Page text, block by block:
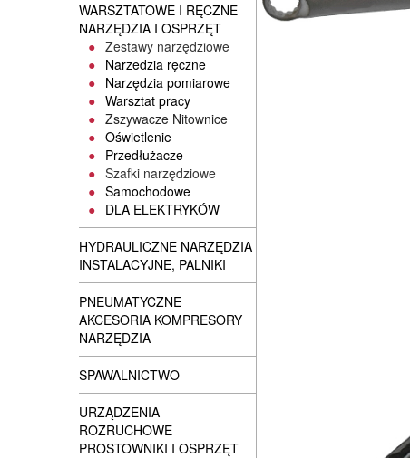
WARSZTATOWE I RĘCZNE
NARZĘDZIA I OSPRZĘT
Zestawy narzędziowe
Narzedzia ręczne
Narzędzia pomiarowe
Warsztat pracy
Zszywacze Nitownice
Oświetlenie
Przedłużacze
Szafki narzędziowe
Samochodowe
DLA ELEKTRYKÓW
HYDRAULICZNE NARZĘDZIA
INSTALACYJNE, PALNIKI
PNEUMATYCZNE
AKCESORIA KOMPRESORY
NARZĘDZIA
SPAWALNICTWO
URZĄDZENIA
ROZRUCHOWE
PROSTOWNIKI I OSPRZĘT